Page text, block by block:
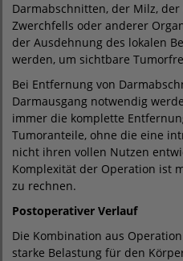
Darmabschnitten, der Milz,
Zwerchfells oder anderer
der Ausdehnung des lokalen
werden, um sichtbare
Bei Entfernung von
Darmausgang notwendig
immer die komplette
Tumoranteile, ohne die eine
nicht ihren vollen Nutzen
Komplexität der Operation ist
zu rechnen.
Postoperativer Verlauf
Die Kombination aus
starke Belastung für den